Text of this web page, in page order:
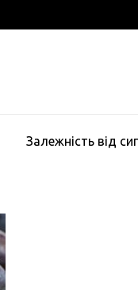
Залежність від